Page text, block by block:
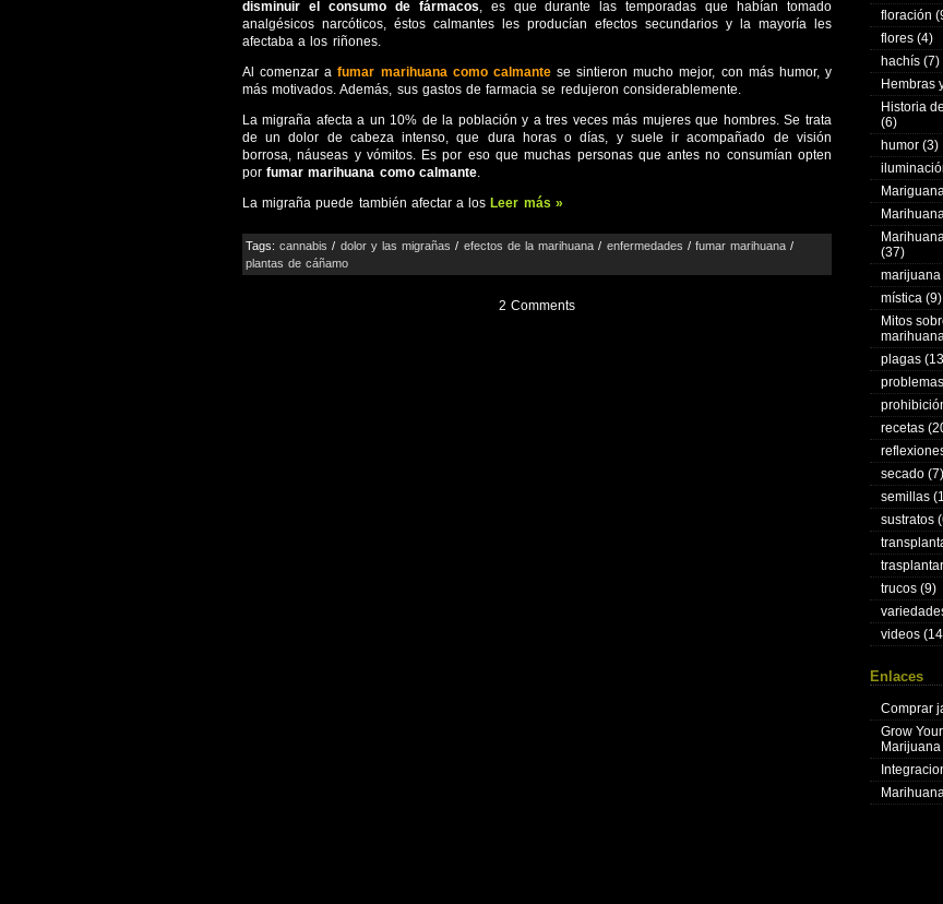
disminuir el consumo de fármacos, es que durante las temporadas que habían tomado
analgésicos narcóticos, éstos calmantes les producían efectos secundarios y la mayoría les
afectaba a los riñones.
Al comenzar a fumar marihuana como calmantese sintieron mucho mejor, con más humor, y
más motivados. Además, sus gastos de farmacia se redujeron considerablemente.
La migraña afecta a un 10% de la población y a tres veces más mujeres que hombres. Se trata
de un dolor de cabeza intenso, que dura horas o días, y suele ir acompañado de visión
borrosa, náuseas y vómitos. Es por eso que muchas personas que antes no consumían opten
porfumar marihuana como calmante.
La migraña puede también afectar a losLeer más »
Tags:cannabis / dolor y las migrañas / efectos de la marihuana / enfermedades /fumar marihuana /
plantas de cáñamo
2 Comments
floración
flores (4)
hachís (7)
Hembras
Historia
(6)
humor (3)
(37)
marijuana
mística (9)
Mitos
plagas
problemas
recetas
secado (7)
semillas
sustratos
trasplantar
trucos (9)
videos
Enlaces
Comprar
Grow
Marijuana